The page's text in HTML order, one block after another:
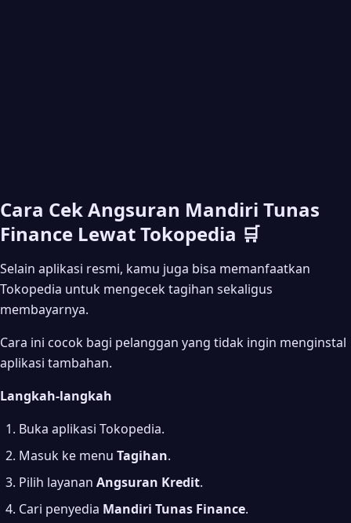
Cara Cek Angsuran Mandiri Tunas
Finance Lewat Tokopedia 🛒
Selain aplikasi resmi, kamu juga bisa memanfaatkan
Tokopedia untuk mengecek tagihan sekaligus
membayarnya.
Cara ini cocok bagi pelanggan yang tidak ingin menginstal
aplikasi tambahan.
Langkah-langkah
Buka aplikasi Tokopedia.
Masuk ke menu Tagihan.
Pilih layanan Angsuran Kredit.
Cari penyedia Mandiri Tunas Finance.